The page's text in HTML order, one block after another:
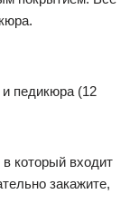
который входит
закажите,